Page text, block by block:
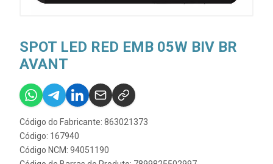
SPOT LED RED EMB 05W BIV BR
AVANT
Código do Fabricante: 863021373
Código: 167940
Código NCM: 94051190